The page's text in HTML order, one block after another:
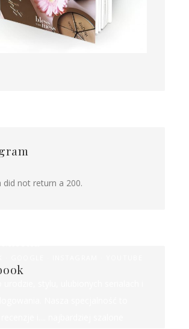
did not return a 200.